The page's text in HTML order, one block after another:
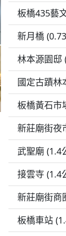
板橋435藝
新月橋
林本源園邸
國定古蹟林
板橋黃石市
新莊廟街夜
武聖廟 (1.4
接雲寺 (1.4
新莊廟街商
板橋車站